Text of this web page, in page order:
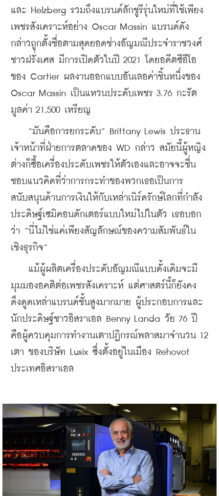
และ Helzberg รวมถึงแบรนด์ลักชูรีรุ่นใหม่ที่ใช้เพียง
เพชรสังเคราะห์อย่าง Oscar Massin แบรนด์ดัง
กล่าวถูกตั้งชื่อตามสุดยอดช่างอัญมณีประจำราชวงศ์
ชาวฝรั่งเศส มีการเปิดตัวในปี 2021 โดยอดีตซีอีโอ
ของ Cartier ผลงานออกแบบอันเลอค่าชิ้นหนึ่งของ
Oscar Massin เป็นแหวนประดับเพชร 3.76 กะรัต
มูลค่า 21,500 เหรียญ
“มันคือการยกระดับ” Brittany Lewis ประธาน
เจ้าหน้าที่ฝ่ายการตลาดของ WD กล่าว สมัยนี้ผู้หญิง
ต่างก็ซื้อเครื่องประดับเพชรให้ตัวเองและอาจจะชื่น
ชอบแนวคิดที่ว่าการกระทำของพวกเธอเป็นการ
สนับสนุนด้านการเงินให้กับเหล่าเนิร์ดรักษ์โลกที่กำลัง
ประดิษฐ์เซมิคอนดักเตอร์แบบใหม่ไปในตัว เธอบอก
ว่า “นี่ไม่ใช่แค่เพียงสัญลักษณ์ของความสัมพันธ์ใน
เชิงธุรกิจ”
แม้ผู้ผลิตเครื่องประดับอัญมณีแบบดั้งเดิมจะมี
มุมมองอคติต่อเพชรสังเคราะห์ แต่ศาสตร์นี้ก็ยังคง
ดึงดูดเหล่าแบรนด์ชั้นสูงมากมาย ผู้ประกอบการและ
นักประดิษฐ์ชาวอิสราเอล Benny Landa วัย 76 ปี
คือผู้ควบคุมการทำงานเตาปฏิกรณ์พลาสมาจำนวน 12
เตา ของบริษัท Lusix ซึ่งตั้งอยู่ในเมือง Rehovot
ประเทศอิสราเอล